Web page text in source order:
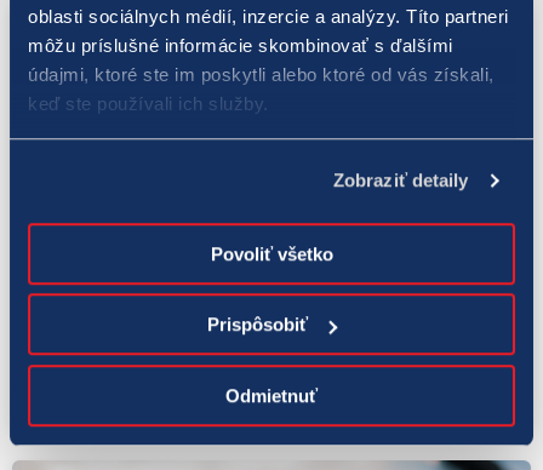
oblasti sociálnych médií, inzercie a analýzy. Títo partneri
môžu príslušné informácie skombinovať s ďalšími
údajmi, ktoré ste im poskytli alebo ktoré od vás získali,
keď ste používali ich služby.
Zobraziť detaily
Povoliť všetko
Prispôsobiť
Odmietnuť
Kasíno
Klasika s maxi dotáciou